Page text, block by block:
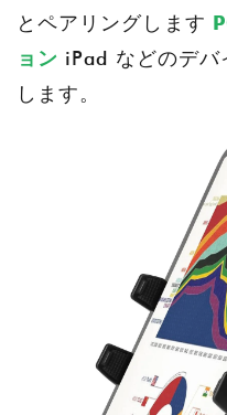
とペアリングします
ョン iPad などのデバ
します。